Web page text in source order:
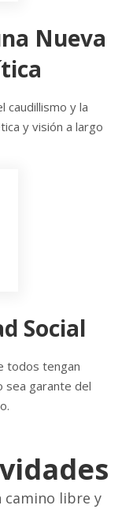
Nueva
caudillismo y la
y visión a largo
Social
todos tengan
sea garante del
camino libre y